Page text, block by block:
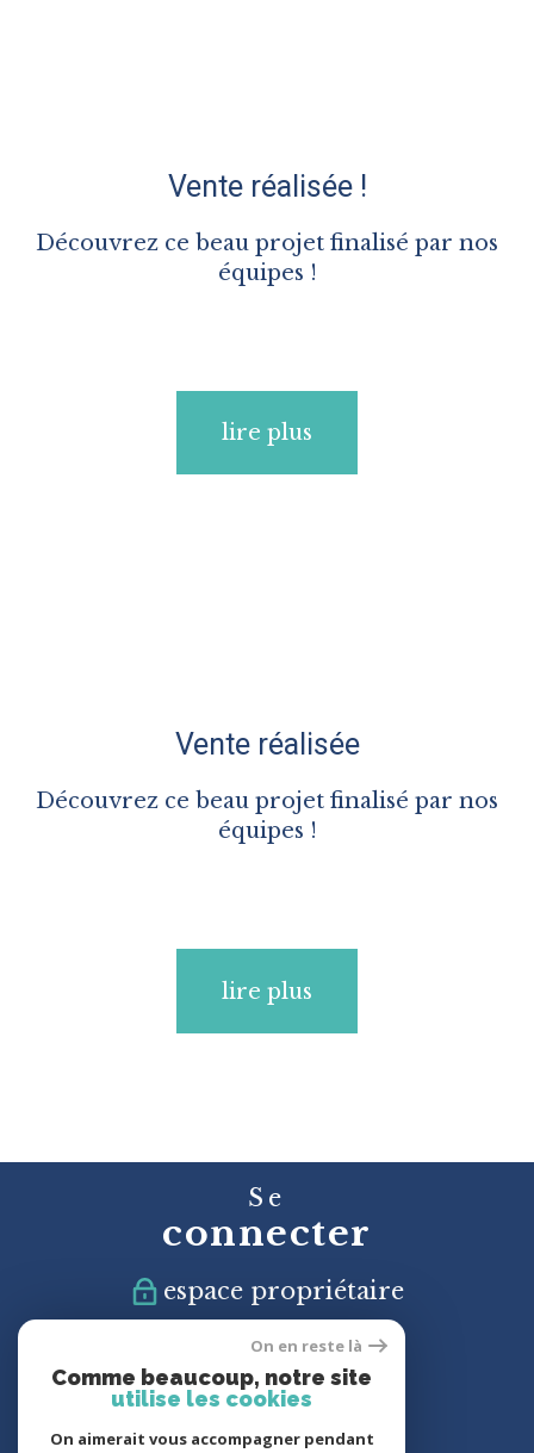
Vente réalisée !
Découvrez ce beau projet finalisé par nos
équipes !
lire plus
Vente réalisée
Découvrez ce beau projet finalisé par nos
équipes !
lire plus
Se
connecter
espace propriétaire
Nous
suivre
On en reste là
Comme beaucoup, notre site
utilise les cookies
On aimerait vous accompagner pendant